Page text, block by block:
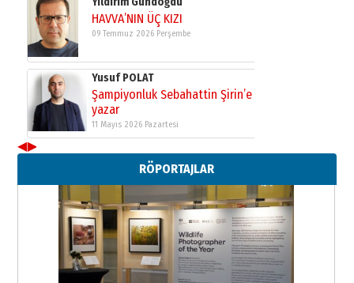
yazar
11 Mayıs 2026 Pazartesi
Neşat YALÇIN
Paranın Aile Kültüründeki Yeri
03 Ağustos 2026 Pazartesi
Yıldırım Gündoğdu
09 Temmuz 2026 Perşembe
Yusuf POLAT
Şampiyonluk Sebahattin Şirin’e
yazar
11 Mayıs 2026 Pazartesi
◀▶
RÖPORTAJLAR